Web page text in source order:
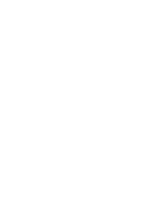
France